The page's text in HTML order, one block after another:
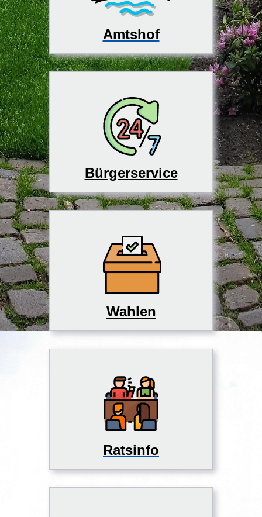
Amtshof
Bürgerservice
Wahlen
Ratsinfo